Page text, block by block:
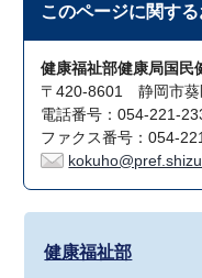
このページに関する
健康福祉部健康局国民
〒420-8601 静岡市葵
電話番号：054-221-
ファクス番号：054-
健康福祉部